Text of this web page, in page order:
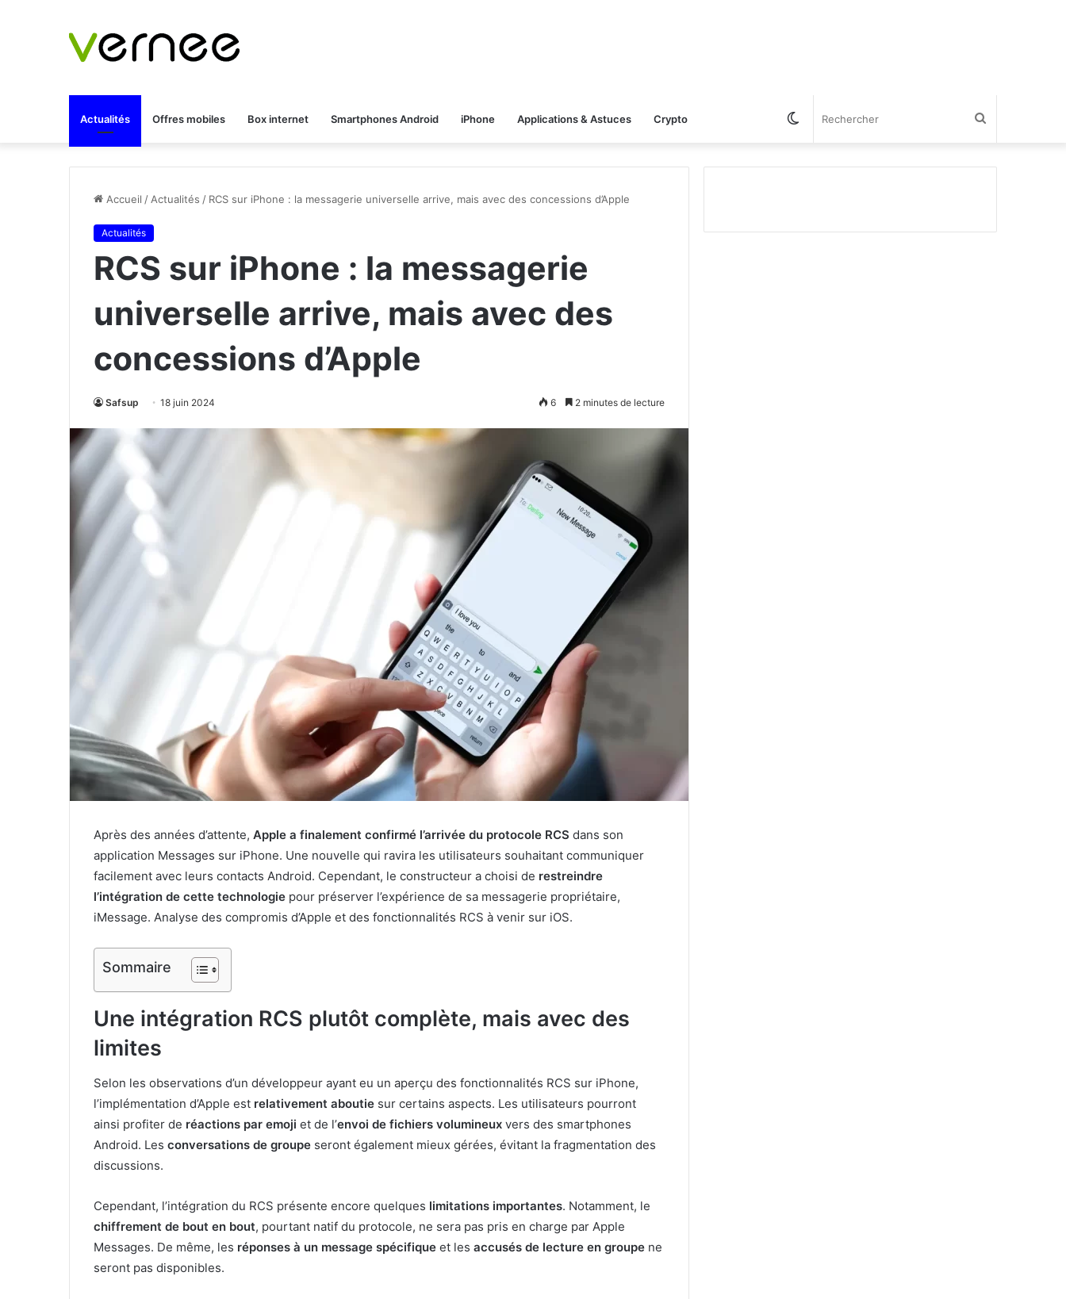
Actualités Offres mobiles Box internet Smartphones Android iPhone Applications & Astuces Crypto Switch
skin
Accueil / Actualités / RCS sur iPhone : la messagerie universelle arrive, mais avec des concessions d’Apple
Actualités
RCS sur iPhone : la messagerie
universelle arrive, mais avec des
concessions d’Apple
Safsup 18 juin 2024 6 2 minutes de lecture
Après des années d’attente, Apple a finalement confirmé l’arrivée du protocole RCS dans son
application Messages sur iPhone. Une nouvelle qui ravira les utilisateurs souhaitant communiquer
facilement avec leurs contacts Android. Cependant, le constructeur a choisi de restreindre
l’intégration de cette technologie pour préserver l’expérience de sa messagerie propriétaire,
iMessage. Analyse des compromis d’Apple et des fonctionnalités RCS à venir sur iOS.
Sommaire
Une intégration RCS plutôt complète, mais avec des
limites
Selon les observations d’un développeur ayant eu un aperçu des fonctionnalités RCS sur iPhone,
l’implémentation d’Apple est relativement aboutie sur certains aspects. Les utilisateurs pourront
ainsi profiter de réactions par emoji et de l’envoi de fichiers volumineux vers des smartphones
Android. Les conversations de groupe seront également mieux gérées, évitant la fragmentation des
discussions.
Cependant, l’intégration du RCS présente encore quelques limitations importantes. Notamment, le
chiffrement de bout en bout, pourtant natif du protocole, ne sera pas pris en charge par Apple
Messages. De même, les réponses à un message spécifique et les accusés de lecture en groupe ne
seront pas disponibles.